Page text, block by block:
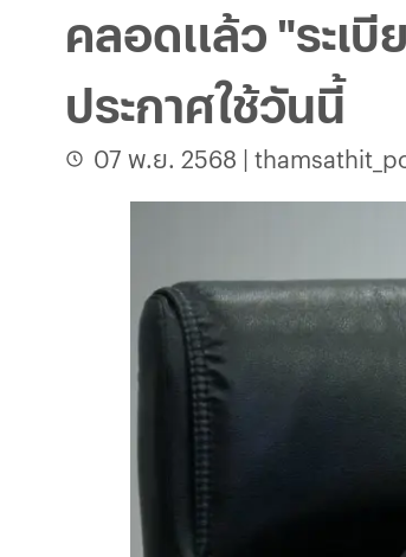
คลอดแล้ว "ระเ
ประกาศใช้วันนี้
07 พ.ย. 2568 |